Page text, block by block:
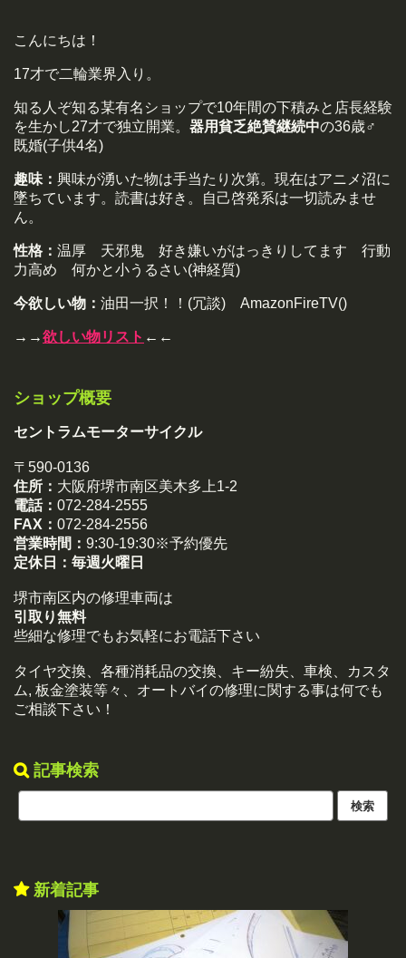
こんにちは！
17才で二輪業界入り。
知る人ぞ知る某有名ショップで10年間の下積みと店長経験
を生かし27才で独立開業。 器用貧乏絶賛継続中の36歳♂
既婚(子供4名)
趣味： 興味が湧いた物は手当たり次第。現在はアニメ沼に
墜ちています。読書は好き。自己啓発系は一切読みませ
ん。
性格： 温厚 天邪鬼 好き嫌いがはっきりしてます 行動
力高め 何かと小うるさい(神経質)
今欲しい物： 油田一択！！(冗談) AmazonFireTV()
→→欲しい物リスト ←←
ショップ概要
セントラムモーターサイクル
〒590-0136
住所： 大阪府堺市南区美木多上1-2
電話： 072-284-2555
FAX： 072-284-2556
営業時間： 9:30-19:30※予約優先
定休日： 毎週火曜日
堺市南区内の修理車両は
引取り無料
些細な修理でもお気軽にお電話下さい
タイヤ交換、各種消耗品の交換、キー紛失、車検、カスタ
ム, 板金塗装等々、オートバイの修理に関する事は何でも
ご相談下さい！
記事検索
新着記事